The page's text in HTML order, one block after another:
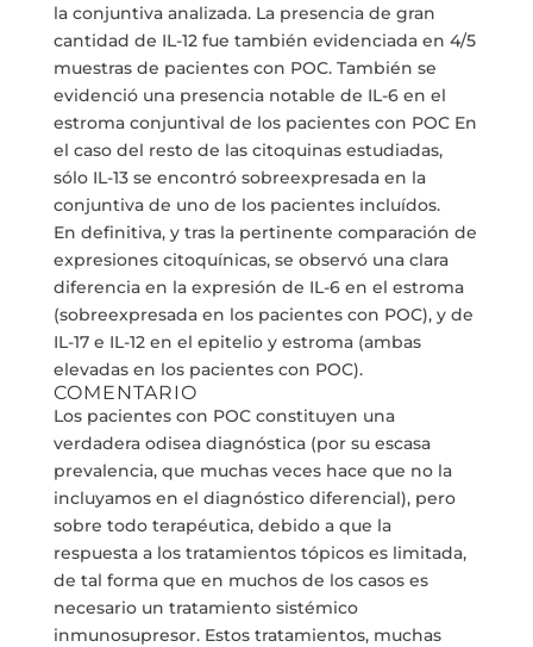
la conjuntiva analizada. La presencia de gran
cantidad de IL-12 fue también evidenciada en 4/5
muestras de pacientes con POC. También se
evidenció una presencia notable de IL-6 en el
estroma conjuntival de los pacientes con POC En
el caso del resto de las citoquinas estudiadas,
sólo IL-13 se encontró sobreexpresada en la
conjuntiva de uno de los pacientes incluídos.
En definitiva, y tras la pertinente comparación de
expresiones citoquínicas, se observó una clara
diferencia en la expresión de IL-6 en el estroma
(sobreexpresada en los pacientes con POC), y de
IL-17 e IL-12 en el epitelio y estroma (ambas
elevadas en los pacientes con POC).
COMENTARIO
Los pacientes con POC constituyen una
verdadera odisea diagnóstica (por su escasa
prevalencia, que muchas veces hace que no la
incluyamos en el diagnóstico diferencial), pero
sobre todo terapéutica, debido a que la
respuesta a los tratamientos tópicos es limitada,
de tal forma que en muchos de los casos es
necesario un tratamiento sistémico
inmunosupresor. Estos tratamientos, muchas